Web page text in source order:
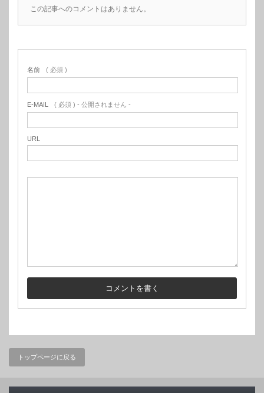
この記事へのコメントはありません。
名前 ( 必須 )
E-MAIL ( 必須 ) - 公開されません -
URL
トップページに戻る